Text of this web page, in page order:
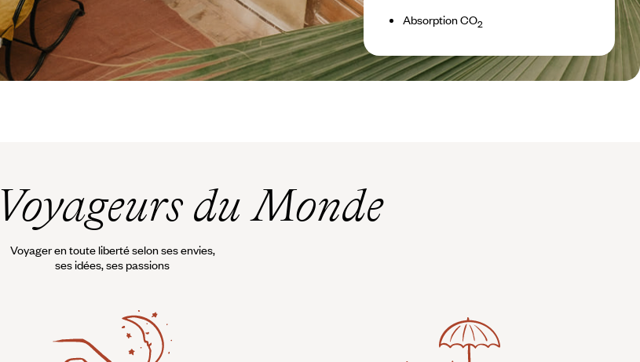
Absorption CO2
Voyageurs du Monde
Voyager en toute liberté selon ses envies,
ses idées, ses passions